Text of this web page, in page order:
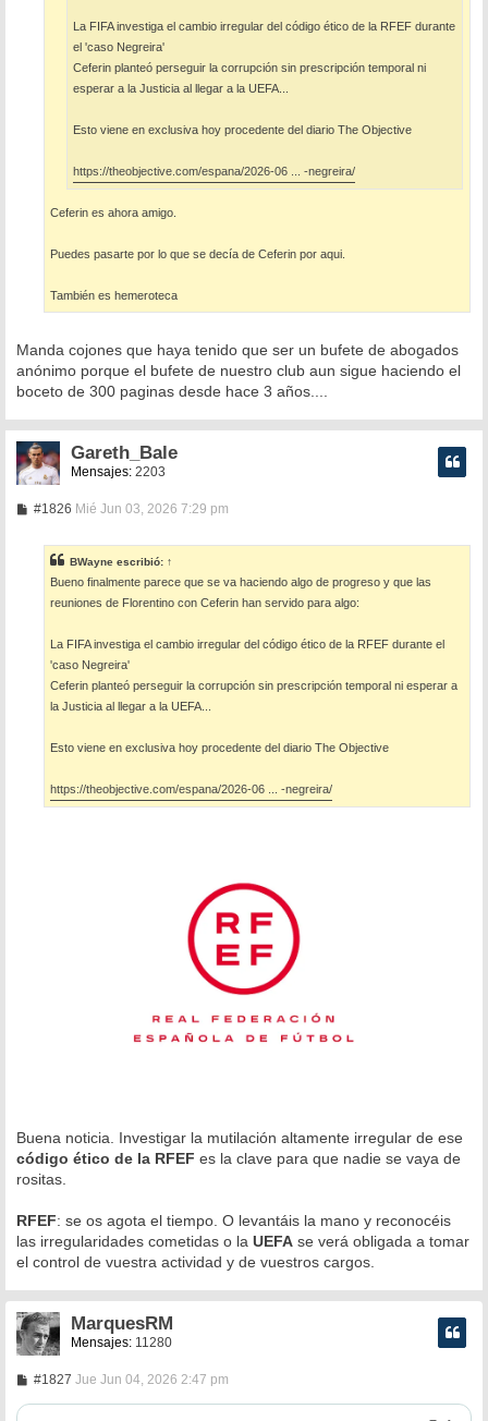
La FIFA investiga el cambio irregular del código ético de la RFEF durante
el 'caso Negreira'
Ceferin planteó perseguir la corrupción sin prescripción temporal ni
esperar a la Justicia al llegar a la UEFA...
Esto viene en exclusiva hoy procedente del diario The Objective
https://theobjective.com/espana/2026-06 ... -negreira/
Ceferin es ahora amigo.
Puedes pasarte por lo que se decía de Ceferin por aqui.
También es hemeroteca
Manda cojones que haya tenido que ser un bufete de abogados
anónimo porque el bufete de nuestro club aun sigue haciendo el
boceto de 300 paginas desde hace 3 años....
Gareth_Bale
Mensajes: 2203
#1826M
a
j
e
Mié Jun 03, 2026 7:29 pm
BWayne escribió: ↑
Bueno finalmente parece que se va haciendo algo de progreso y que las
reuniones de Florentino con Ceferin han servido para algo:
La FIFA investiga el cambio irregular del código ético de la RFEF durante el
'caso Negreira'
Ceferin planteó perseguir la corrupción sin prescripción temporal ni esperar a
la Justicia al llegar a la UEFA...
Esto viene en exclusiva hoy procedente del diario The Objective
https://theobjective.com/espana/2026-06 ... -negreira/
Buena noticia. Investigar la mutilación altamente irregular de ese
código ético de la RFEF es la clave para que nadie se vaya de
rositas.
RFEF: se os agota el tiempo. O levantáis la mano y reconocéis
las irregularidades cometidas o la UEFA se verá obligada a tomar
el control de vuestra actividad y de vuestros cargos.
MarquesRM
Mensajes: 11280
#1827M
n
Jue Jun 04, 2026 2:47 pm